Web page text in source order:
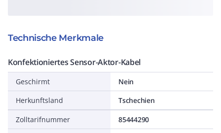
Technische Merkmale
Konfektioniertes Sensor-Aktor-Kabel
Geschirmt
Nein
Herkunftsland
Tschechien
Zolltarifnummer
85444290